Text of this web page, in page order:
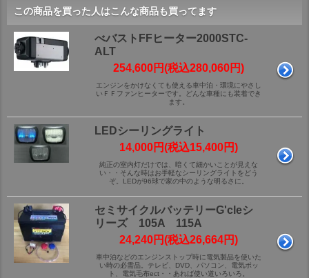
この商品を買った人はこんな商品も買ってます
べバストFFヒーター2000STC-
ALT
254,600円(税込280,060円)
エンジンをかけなくても使える車中泊・環境にやさし
いＦＦファンヒーターです。どんな車種にも装着でき
ます。
LEDシーリングライト
14,000円(税込15,400円)
純正の室内灯だけでは、暗くて細かいことが見えな
い・・そんな時はお手軽なシーリングライトをどう
ぞ。LEDが96球で家の中のような明るさに。
セミサイクルバッテリーG'cleシ
リーズ 105A 115A
24,240円(税込26,664円)
車中泊などのエンジンストップ時に電気製品を使いた
い時の必需品。テレビ、DVD、パソコン、電気ポッ
ト、電気毛布ect・・あれば使い道いろいろ。